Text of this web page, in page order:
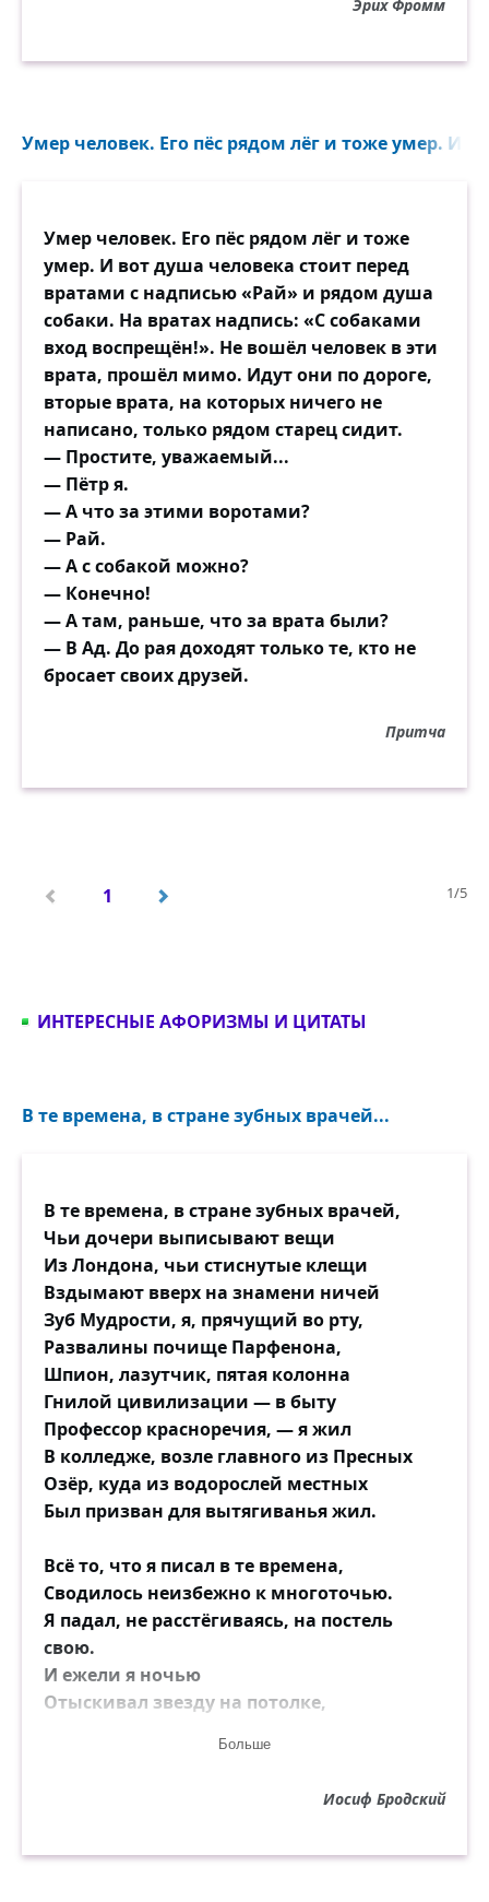
Эрих Фромм
Умер человек. Его пёс рядом лёг и тоже умер. И
Умер человек. Его пёс рядом лёг и тоже
умер. И вот душа человека стоит перед
вратами с надписью «Рай» и рядом душа
собаки. На вратах надпись: «С собаками
вход воспрещён!». Не вошёл человек в эти
врата, прошёл мимо. Идут они по дороге,
вторые врата, на которых ничего не
написано, только рядом старец сидит.
— Простите, уважаемый...
— Пётр я.
— А что за этими воротами?
— Рай.
— А с собакой можно?
— Конечно!
— А там, раньше, что за врата были?
— В Ад. До рая доходят только те, кто не
бросает своих друзей.
Притча
1/5
1
ИНТЕРЕСНЫЕ АФОРИЗМЫ И ЦИТАТЫ
В те времена, в стране зубных врачей...
В те времена, в стране зубных врачей,
Чьи дочери выписывают вещи
Из Лондона, чьи стиснутые клещи
Вздымают вверх на знамени ничей
Зуб Мудрости, я, прячущий во рту,
Развалины почище Парфенона,
Шпион, лазутчик, пятая колонна
Гнилой цивилизации — в быту
Профессор красноречия, — я жил
В колледже, возле главного из Пресных
Озёр, куда из водорослей местных
Был призван для вытягиванья жил.
Всё то, что я писал в те времена,
Сводилось неизбежно к многоточью.
Я падал, не расстёгиваясь, на постель
свою.
И ежели я ночью
Отыскивал звезду на потолке,
Сбегала на подушку по щеке
Больше
Иосиф Бродский